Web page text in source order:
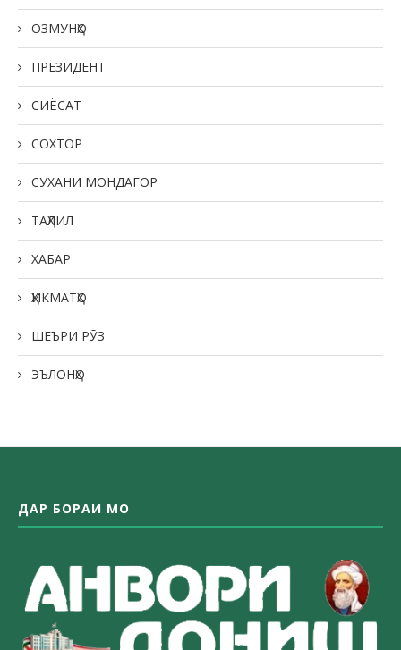
ОЗМУНҲО
ПРЕЗИДЕНТ
СИЁСАТ
СОХТОР
СУХАНИ МОНДАГОР
ТАҲЛИЛ
ХАБАР
ҲИКМАТҲО
ШЕЪРИ РӮЗ
ЭЪЛОНҲО
ДАР БОРАИ МО